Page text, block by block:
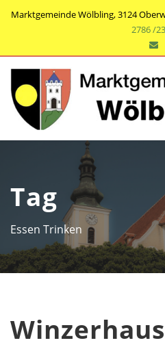
Marktgemeinde Wölbling, 3124
2786 /
Tag
Essen Trinken